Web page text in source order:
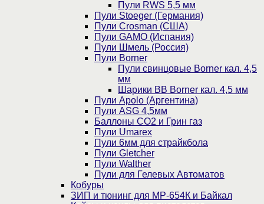
Пули RWS 5,5 мм
Пули Stoeger (Германия)
Пули Crosman (США)
Пули GAMO (Испания)
Пули Шмель (Россия)
Пули Borner
Пули свинцовые Borner кал. 4,5
мм
Шарики BB Borner кал. 4,5 мм
Пули Apolo (Аргентина)
Пули ASG 4,5мм
Баллоны CO2 и Грин газ
Пули Umarex
Пули 6мм для страйкбола
Пули Gletcher
Пули Walther
Пули для Гелевых Автоматов
Кобуры
ЗИП и тюнинг для МР-654К и Байкал